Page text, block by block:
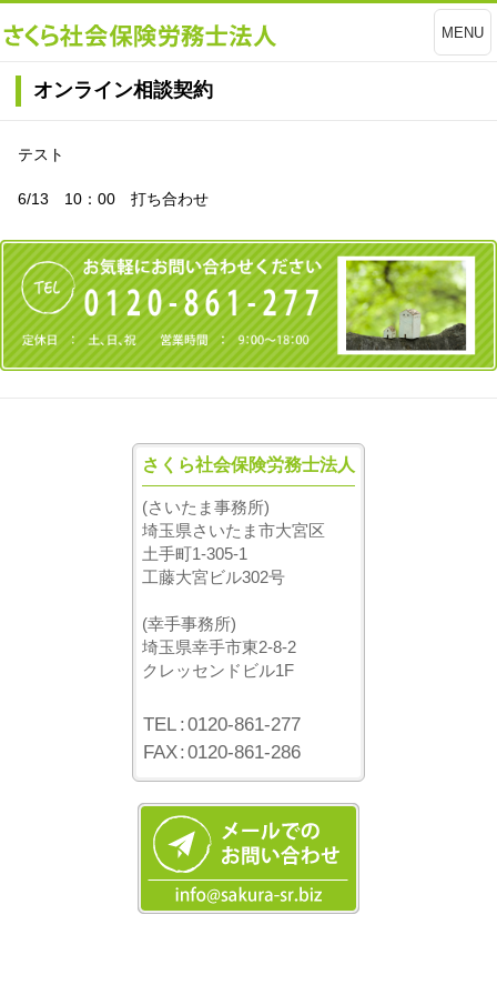
MENU
オンライン相談契約
テスト
6/13 10：00 打ち合わせ
さくら社会保険労務士法人
(さいたま事務所)
埼玉県さいたま市大宮区
土手町1-305-1
工藤大宮ビル302号
(幸手事務所)
埼玉県幸手市東2-8-2
クレッセンドビル1F
TEL :0120-861-277
FAX:0120-861-286